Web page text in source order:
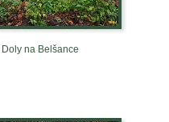
Doly na Belšance